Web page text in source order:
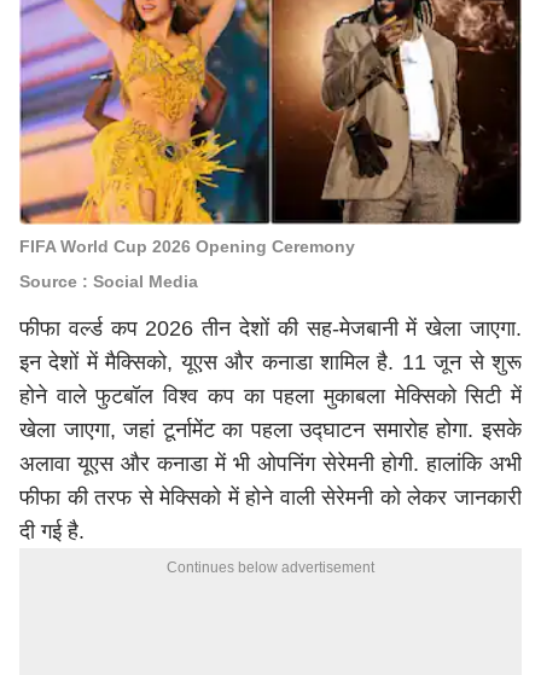
FIFA World Cup 2026 Opening Ceremony
Source : Social Media
फीफा वर्ल्ड कप 2026 तीन देशों की सह-मेजबानी में खेला जाएगा.
इन देशों में मैक्सिको, यूएस और कनाडा शामिल है. 11 जून से शुरू
होने वाले फुटबॉल विश्व कप का पहला मुकाबला मेक्सिको सिटी में
खेला जाएगा, जहां टूर्नामेंट का पहला उद्घाटन समारोह होगा. इसके
अलावा यूएस और कनाडा में भी ओपनिंग सेरेमनी होगी. हालांकि अभी
फीफा की तरफ से मेक्सिको में होने वाली सेरेमनी को लेकर जानकारी
दी गई है.
Continues below advertisement